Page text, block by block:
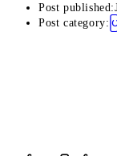
Post published:
Post category: